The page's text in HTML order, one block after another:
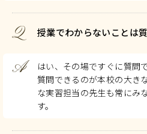
Q 授業でわからないことは
A
はい、その場ですぐに質問
質問できるのが本校の大き
な実習担当の先生も常にみ
す。